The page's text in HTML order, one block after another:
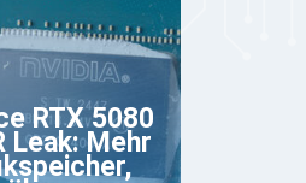
RTX 5080
Leak: Mehr